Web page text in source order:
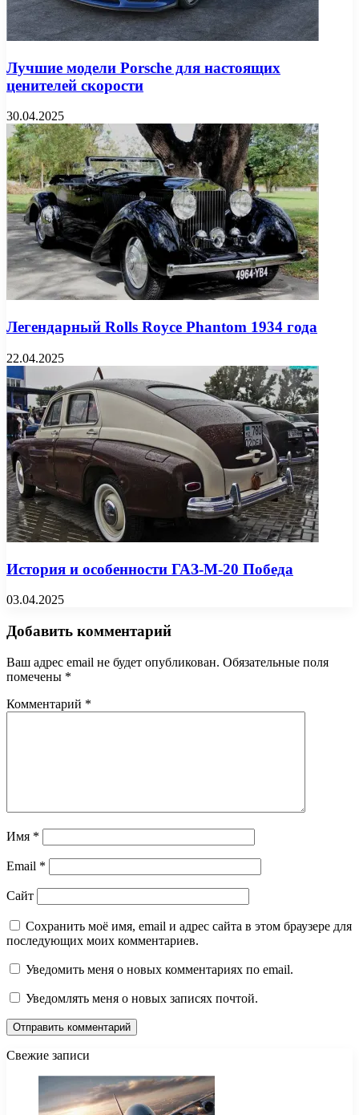
Лучшие модели Porsche для настоящих
ценителей скорости
30.04.2025
Легендарный Rolls Royce Phantom 1934 года
22.04.2025
История и особенности ГАЗ-М-20 Победа
03.04.2025
Добавить комментарий
Ваш адрес email не будет опубликован. Обязательные поля
помечены *
Комментарий *
Имя *
Email *
Сайт
Сохранить моё имя, email и адрес сайта в этом браузере для
последующих моих комментариев.
Уведомить меня о новых комментариях по email.
Уведомлять меня о новых записях почтой.
Свежие записи